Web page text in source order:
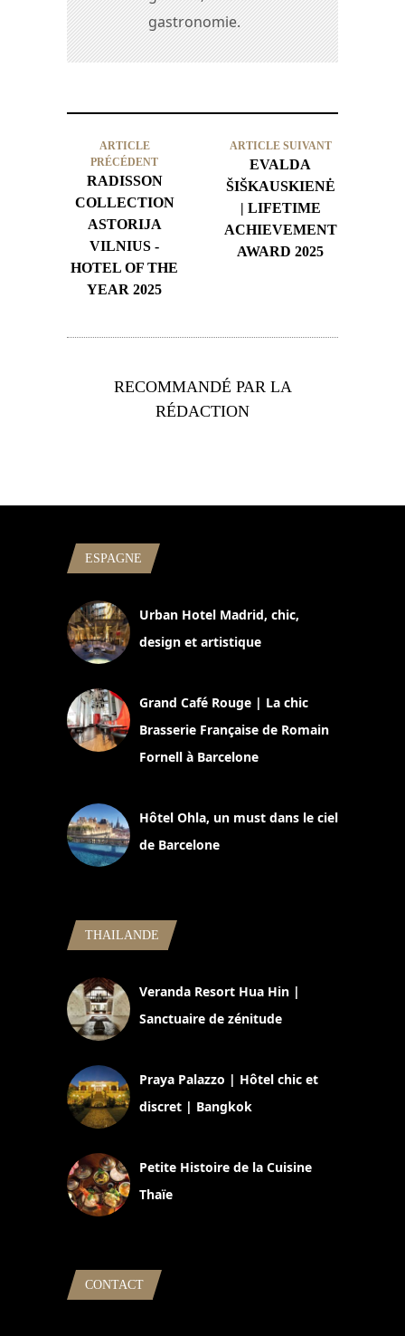
gastronomie.
ARTICLE
PRÉCÉDENT
RADISSON
COLLECTION
ASTORIJA
VILNIUS -
HOTEL OF THE
YEAR 2025
ARTICLE SUIVANT
EVALDA
ŠIŠKAUSKIENĖ
| LIFETIME
ACHIEVEMENT
AWARD 2025
RECOMMANDÉ PAR LA
RÉDACTION
ESPAGNE
Urban Hotel Madrid, chic,
design et artistique
Grand Café Rouge | La chic
Brasserie Française de Romain
Fornell à Barcelone
Hôtel Ohla, un must dans le ciel
de Barcelone
THAILANDE
Veranda Resort Hua Hin |
Sanctuaire de zénitude
Praya Palazzo | Hôtel chic et
discret | Bangkok
Petite Histoire de la Cuisine
Thaïe
CONTACT